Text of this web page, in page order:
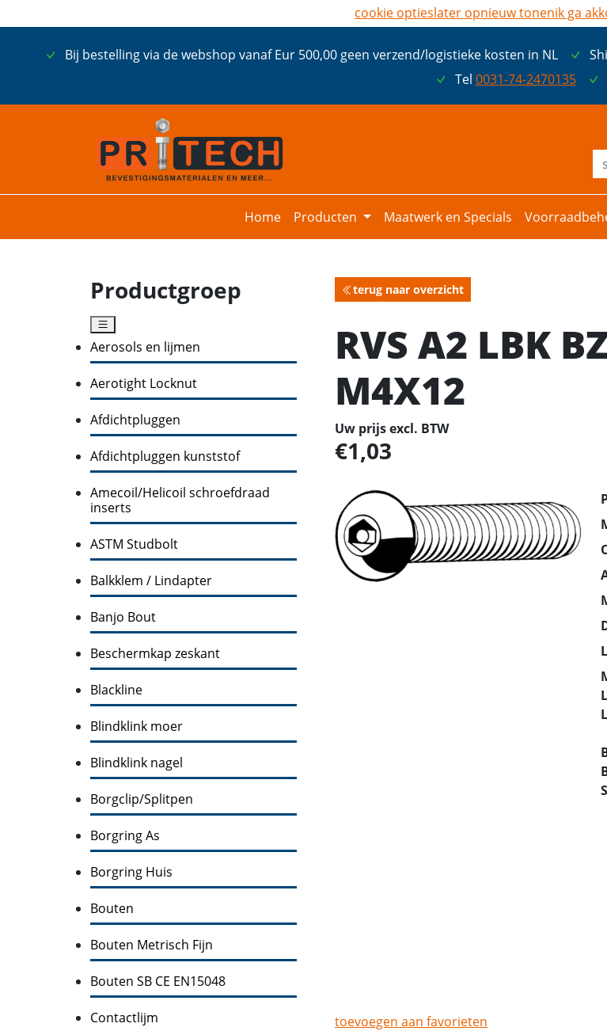
Bij bestelling via de webshop vanaf Eur 500,00 geen verzend/logistieke kosten in NL
Tel 0031-74-2470135
Home Producten Maatwerk en Specials
Productgroep
Aerosols en lijmen
Aerotight Locknut
Afdichtpluggen
Afdichtpluggen kunststof
Amecoil/Helicoil schroefdraad
inserts
ASTM Studbolt
Balkklem / Lindapter
Banjo Bout
Beschermkap zeskant
Blackline
Blindklink moer
Blindklink nagel
Borgclip/Splitpen
Borgring As
Borgring Huis
Bouten
Bouten Metrisch Fijn
Bouten SB CE EN15048
Contactlijm
terug naar overzicht
RVS A2 LBK
M4X12
Uw prijs excl. BTW
1,03
toevoegen aan favorieten
cookie optieslater opnieuw tonenik ga